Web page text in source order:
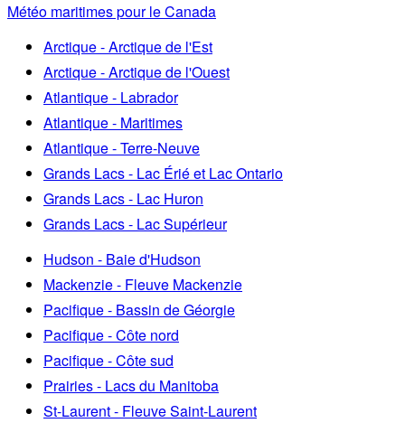
Météo maritimes pour le Canada
Arctique - Arctique de l'Est
Arctique - Arctique de l'Ouest
Atlantique - Labrador
Atlantique - Maritimes
Atlantique - Terre-Neuve
Grands Lacs - Lac Érié et Lac Ontario
Grands Lacs - Lac Huron
Grands Lacs - Lac Supérieur
Hudson - Baie d'Hudson
Mackenzie - Fleuve Mackenzie
Pacifique - Bassin de Géorgie
Pacifique - Côte nord
Pacifique - Côte sud
Prairies - Lacs du Manitoba
St-Laurent - Fleuve Saint-Laurent